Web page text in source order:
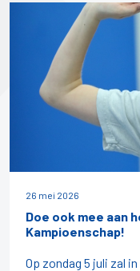
26 mei 2026
Doe ook mee aan
Kampioenschap!
Op zondag 5 juli zal